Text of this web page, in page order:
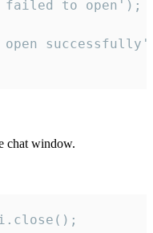
to open');
chat window.